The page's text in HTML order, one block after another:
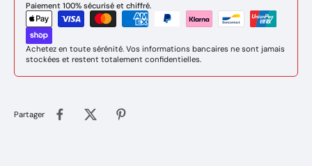
Paiement 100% sécurisé et chiffré.
Achetez en toute sérénité. Vos informations bancaires ne sont jamais
stockées et restent totalement confidentielles.
Partager